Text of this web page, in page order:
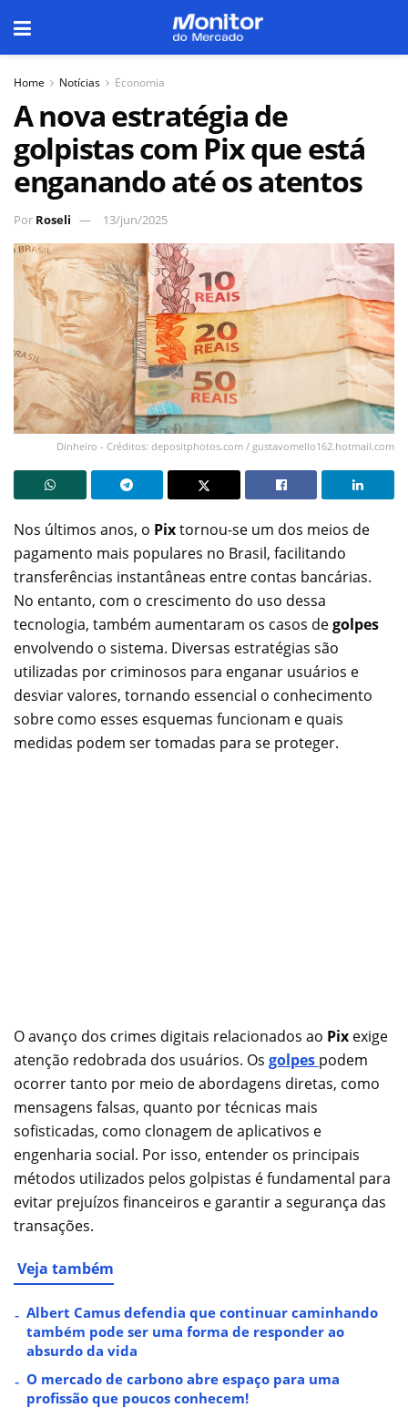
Home Notícias Economia
A nova estratégia de
golpistas com Pix que está
enganando até os atentos
Por Roseli 13/jun/2025
Dinheiro - Créditos: depositphotos.com / gustavomello162.hotmail.com
Nos últimos anos, o Pixtornou-se um dos meios de
pagamento mais populares no Brasil, facilitando
transferências instantâneas entre contas bancárias.
No entanto, com o crescimento do uso dessa
tecnologia, também aumentaram os casos degolpes
envolvendo o sistema. Diversas estratégias são
utilizadas por criminosos para enganar usuários e
desviar valores, tornando essencial o conhecimento
sobre como esses esquemas funcionam e quais
medidas podem ser tomadas para se proteger.
O avanço dos crimes digitais relacionados ao Pix exige
atenção redobrada dos usuários. Os golpes podem
ocorrer tanto por meio de abordagens diretas, como
mensagens falsas, quanto por técnicas mais
sofisticadas, como clonagem de aplicativos e
engenharia social. Por isso, entender os principais
métodos utilizados pelos golpistas é fundamental para
evitar prejuízos financeiros e garantir a segurança das
transações.
Veja também
Albert Camus defendia que continuar caminhando
também pode ser uma forma de responder ao
absurdo da vida
O mercado de carbono abre espaço para uma
profissão que poucos conhecem!